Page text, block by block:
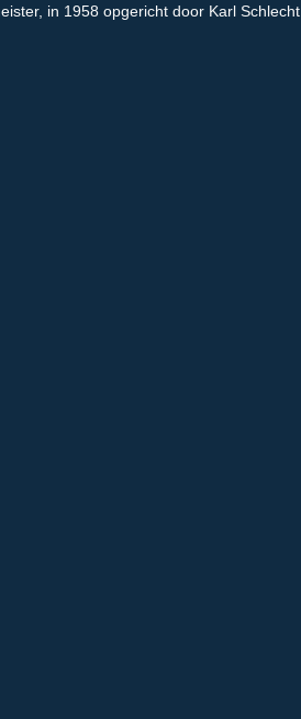
in 1958 opgericht door Karl Schlecht.